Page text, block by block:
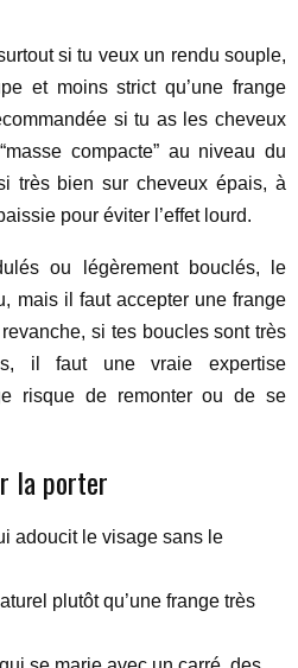
si tu veux un rendu souple,
et moins strict qu’une frange
si tu as les cheveux
compacte” au niveau du
très bien sur cheveux épais, à
pour éviter l’effet lourd.
ou légèrement bouclés, le
mais il faut accepter une frange
si tes boucles sont très
il faut une vraie expertise
risque de remonter ou de se
la porter
adoucit le visage sans le
plutôt qu’une frange très